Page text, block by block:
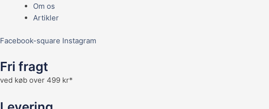
Om os
Artikler
Facebook-square Instagram
Fri fragt
ved køb over 499 kr*